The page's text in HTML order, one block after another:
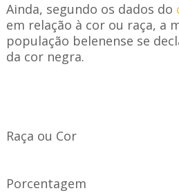
Ainda, segundo os dados do
em relação à cor ou raça, a
população belenense se
da cor negra.
Raça ou Cor
Porcentagem